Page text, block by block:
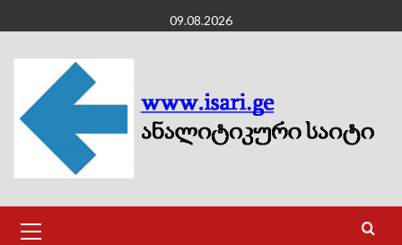
to
content
09.08.2026
Menu